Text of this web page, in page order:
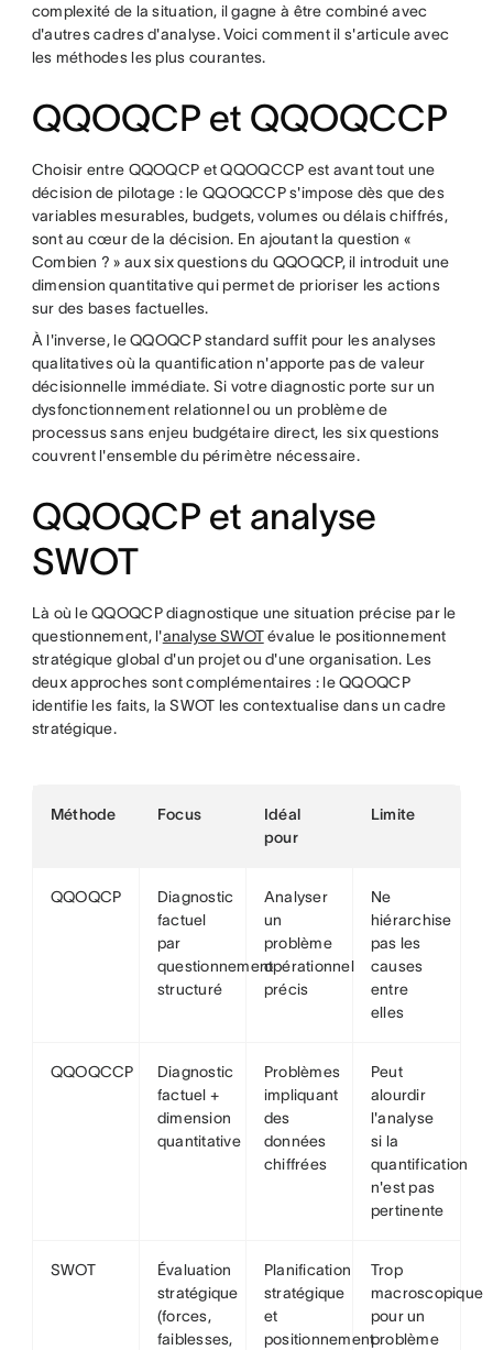
complexité de la situation, il gagne à être combiné avec
d'autres cadres d'analyse. Voici comment il s'articule avec
les méthodes les plus courantes.
QQOQCP et QQOQCCP
Choisir entre QQOQCP et QQOQCCP est avant tout une
décision de pilotage : le QQOQCCP s'impose dès que des
variables mesurables, budgets, volumes ou délais chiffrés,
sont au cœur de la décision. En ajoutant la question «
Combien ? » aux six questions du QQOQCP, il introduit une
dimension quantitative qui permet de prioriser les actions
sur des bases factuelles.
À l'inverse, le QQOQCP standard suffit pour les analyses
qualitatives où la quantification n'apporte pas de valeur
décisionnelle immédiate. Si votre diagnostic porte sur un
dysfonctionnement relationnel ou un problème de
processus sans enjeu budgétaire direct, les six questions
couvrent l'ensemble du périmètre nécessaire.
QQOQCP et analyse
SWOT
Là où le QQOQCP diagnostique une situation précise par le
questionnement, l'analyse SWOTévalue le positionnement
stratégique global d'un projet ou d'une organisation. Les
deux approches sont complémentaires : le QQOQCP
identifie les faits, la SWOT les contextualise dans un cadre
stratégique.
Méthode Focus
Idéal
pour
Limite
QQOQCP
Diagnostic
factuel
par
questionnement
structuré
Analyser
un
problème
opérationnel
précis
Ne
hiérarchise
pas les
causes
entre
elles
QQOQCCP
Diagnostic
factuel +
dimension
quantitative
Problèmes
impliquant
des
données
chiffrées
Peut
alourdir
l'analyse
si la
quantification
n'est pas
pertinente
SWOT
Évaluation
stratégique
(forces,
faiblesses,
Planification
stratégique
et
positionnement
Trop
macroscopique
pour un
problème